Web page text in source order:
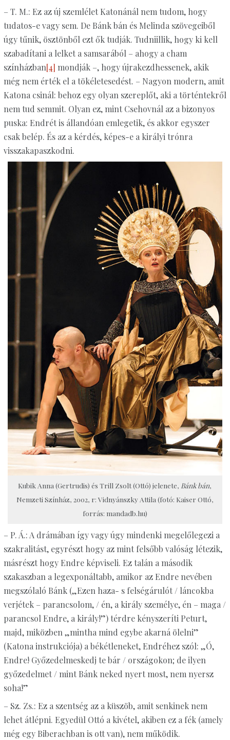
– T. M.: Ez az új szemlélet Katonánál nem tudom, hogy
tudatos-e vagy sem. De Bánk bán és Melinda szövegeiből
úgy tűnik, ösztönből ezt ők tudják. Tudniillik, hogy ki kell
szabadítani a lelket a samsarából – ahogy a cham
színházban[4] mondják –, hogy újrakezdhessenek, akik
még nem érték el a tökéletesedést. – Nagyon modern, amit
Katona csinál: behoz egy olyan szereplőt, aki a történtekről
nem tud semmit. Olyan ez, mint Csehovnál az a bizonyos
puska: Endrét is állandóan emlegetik, és akkor egyszer
csak belép. És az a kérdés, képes-e a királyi trónra
visszakapaszkodni.
Kubik Anna (Gertrudis) és Trill Zsolt (Ottó) jelenete, Bánk bán,
Nemzeti Színház, 2002, r: Vidnyánszky Attila (fotó: Kaiser Ottó,
forrás: mandadb.hu)
– P. Á.: A drámában így vagy úgy mindenki megelőlegezi a
szakralitást, egyrészt hogy az mint felsőbb valóság létezik,
másrészt hogy Endre képviseli. Ez talán a második
szakaszban a legexponáltabb, amikor az Endre nevében
megszólaló Bánk („Ezen haza- s felségárulót / láncokba
verjétek – parancsolom, / én, a király személye, én – maga /
parancsol Endre, a király!”) térdre kényszeríti Peturt,
majd, miközben „mintha mind egybe akarná ölelni”
(Katona instrukciója) a békétleneket, Endréhez szól: „Ó,
Endre! Győzedelmeskedj te bár / országokon; de ilyen
győzedelmet / mint Bánk neked nyert most, nem nyersz
soha!”
– Sz. Zs.: Ez a szentség az a küszöb, amit senkinek nem
lehet átlépni. Egyedül Ottó a kivétel, akiben ez a fék (amely
még egy Biberachban is ott van), nem működik.